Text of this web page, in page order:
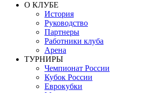
О КЛУБЕ
История
Руководство
Партнеры
Работники клуба
Арена
ТУРНИРЫ
Чемпионат России
Кубок России
Еврокубки